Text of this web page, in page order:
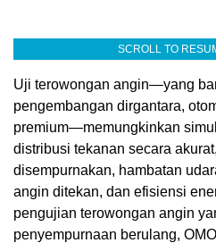
SCROLL TO
Uji terowongan angin—yang
pengembangan dirgantara,
premium—memungkinkan
distribusi tekanan secara
disempurnakan, hambatan
angin ditekan, dan efisiensi
pengujian terowongan angin
penyempurnaan berulang,